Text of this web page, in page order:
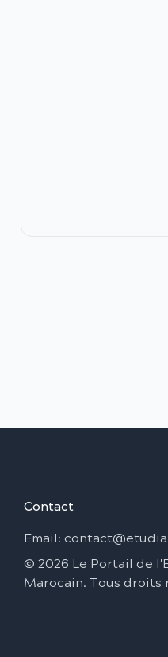
Contact
Email:
© 2026 Le Portail de
Marocain. Tous droits